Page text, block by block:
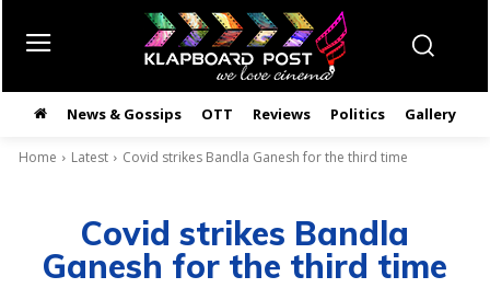
News & Gossips OTT Reviews Politics Gallery
Home Latest Covid strikes Bandla Ganesh for the third time
Covid strikes Bandla
Ganesh for the third time